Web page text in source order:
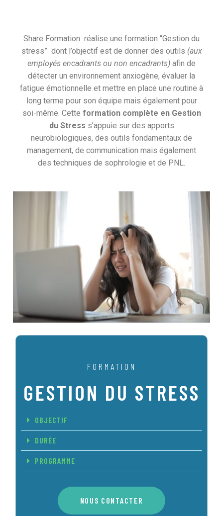
Share Formation réalise une formation “Gestion du
stress” dont l’objectif est de donner des outils (aux
employés encadrants ou non encadrants) afin de
détecter un environnement anxiogène, évaluer la
fatigue émotionnelle et mettre en place une routine à
long terme pour son équipe mais également pour
soi-même. Cette formation complète en Gestion
du Stress s’appuie sur des apports
neurobiologiques, des outils fondamentaux de
management, de communication mais également
des techniques de sophrologie et de PNL.
FORMATION
GESTION DU STRESS
OBJECTIF
DURÉE
PROGRAMME
NOUS CONTACTER